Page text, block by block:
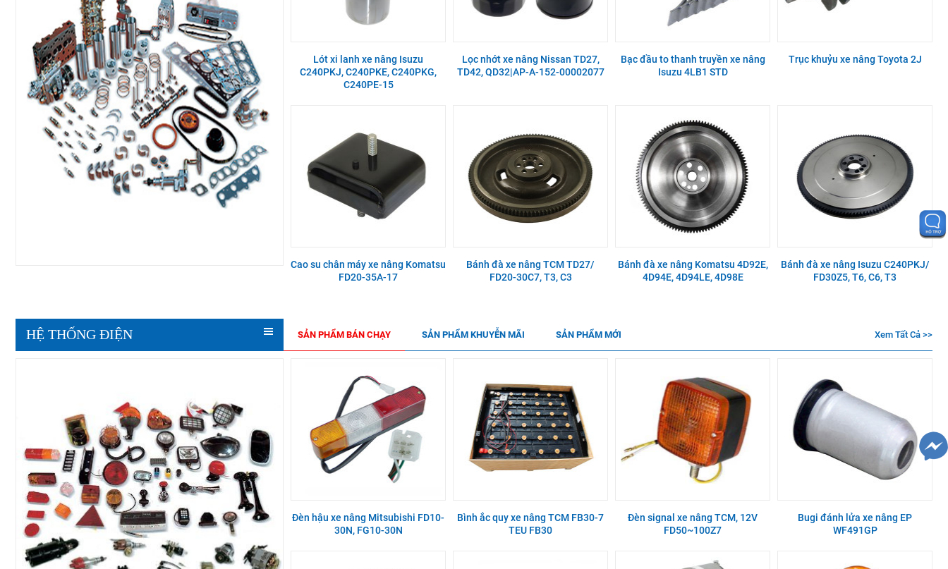
Lót xi lanh xe nâng Isuzu
C240PKJ, C240PKE, C240PKG,
C240PE-15
Lọc nhớt xe nâng Nissan TD27,
TD42, QD32|AP-A-152-00002077
Bạc đầu to thanh truyền xe nâng
Isuzu 4LB1 STD
Trục khuỷu xe nâng Toyota 2J
Cao su chân máy xe nâng Komatsu
FD20-35A-17
Bánh đà xe nâng TCM TD27/
FD20-30C7, T3, C3
Bánh đà xe nâng Komatsu 4D92E,
4D94E, 4D94LE, 4D98E
Bánh đà xe nâng Isuzu C240PKJ/
FD30Z5, T6, C6, T3
HỆ THỐNG ĐIỆN SẢN PHẨM BÁN CHẠY SẢN PHẨM KHUYỄN MÃI SẢN PHẨM MỚI Xem Tất Cả >>
Đèn hậu xe nâng Mitsubishi FD10-
30N, FG10-30N
Bình ắc quy xe nâng TCM FB30-7
TEU FB30
Đèn signal xe nâng TCM, 12V
FD50~100Z7
Bugi đánh lửa xe nâng EP
WF491GP